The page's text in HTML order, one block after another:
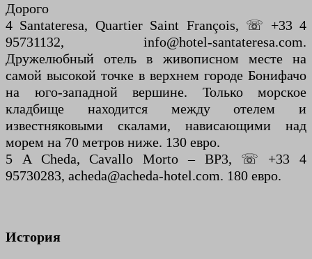
Дорого
4 Santateresa, Quartier Saint François, ☏ +33 4
95731132, info@hotel-santateresa.com.
Дружелюбный отель в живописном месте на
самой высокой точке в верхнем городе Бонифачо
на юго-западной вершине. Только морское
кладбище находится между отелем и
известняковыми скалами, нависающими над
морем на 70 метров ниже. 130 евро.
5 A Cheda, Cavallo Morto – BP3, ☏ +33 4
95730283, acheda@acheda-hotel.com. 180 евро.
История